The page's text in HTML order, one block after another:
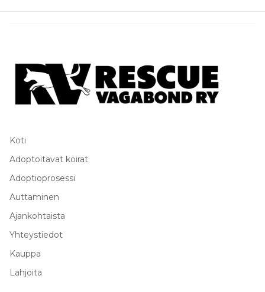
Koti
Adoptoitavat koirat
Adoptioprosessi
Auttaminen
Ajankohtaista
Yhteystiedot
Kauppa
Lahjoita